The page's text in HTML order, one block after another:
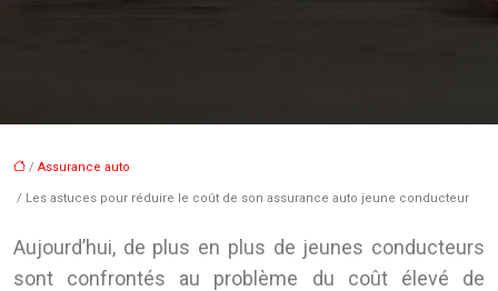
/ Assurance auto
/ Les astuces pour réduire le coût de son assurance auto jeune conducteur
Aujourd’hui, de plus en plus de jeunes conducteurs
sont confrontés au problème du coût élevé de